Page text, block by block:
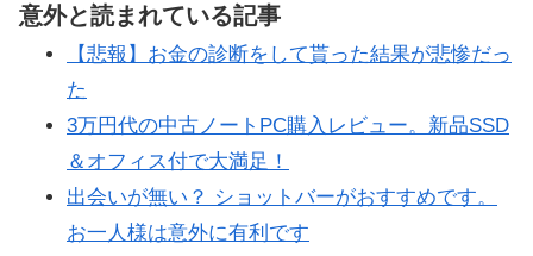
意外と読まれている記事
【悲報】お金の診断をして貰った結果が悲惨だっ
た
3万円代の中古ノートPC購入レビュー。新品SSD
＆オフィス付で大満足！
出会いが無い？ ショットバーがおすすめです。
お一人様は意外に有利です